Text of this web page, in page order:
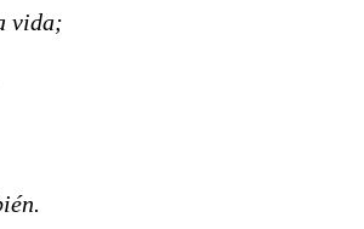
vida;